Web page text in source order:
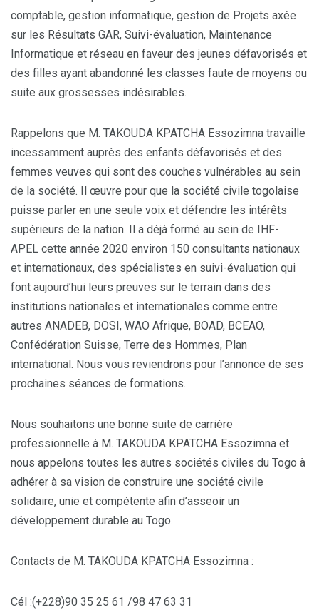
comptable, gestion informatique, gestion de Projets axée
sur les Résultats GAR, Suivi-évaluation, Maintenance
Informatique et réseau en faveur des jeunes défavorisés et
des filles ayant abandonné les classes faute de moyens ou
suite aux grossesses indésirables.
Rappelons que M. TAKOUDA KPATCHA Essozimna travaille
incessamment auprès des enfants défavorisés et des
femmes veuves qui sont des couches vulnérables au sein
de la société. Il œuvre pour que la société civile togolaise
puisse parler en une seule voix et défendre les intérêts
supérieurs de la nation. Il a déjà formé au sein de IHF-
APEL cette année 2020 environ 150 consultants nationaux
et internationaux, des spécialistes en suivi-évaluation qui
font aujourd’hui leurs preuves sur le terrain dans des
institutions nationales et internationales comme entre
autres ANADEB, DOSI, WAO Afrique, BOAD, BCEAO,
Confédération Suisse, Terre des Hommes, Plan
international. Nous vous reviendrons pour l’annonce de ses
prochaines séances de formations.
Nous souhaitons une bonne suite de carrière
professionnelle à M. TAKOUDA KPATCHA Essozimna et
nous appelons toutes les autres sociétés civiles du Togo à
adhérer à sa vision de construire une société civile
solidaire, unie et compétente afin d’asseoir un
développement durable au Togo.
Contacts de M. TAKOUDA KPATCHA Essozimna :
Cél :(+228)90 35 25 61 /98 47 63 31